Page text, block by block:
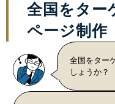
全国をター
ページ制作
全国をター
しょうか？